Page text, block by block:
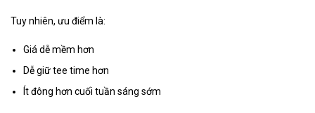
Tuy nhiên, ưu điểm là:
Giá dễ mềm hơn
Dễ giữ tee time hơn
Ít đông hơn cuối tuần sáng sớm